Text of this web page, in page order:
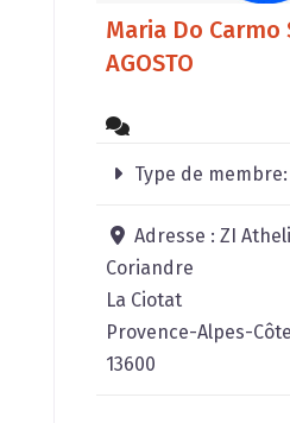
Maria Do Carmo
AGOSTO
Type de membre:
Adresse :ZI
Coriandre
La Ciotat
Provence-Alpes-
13600